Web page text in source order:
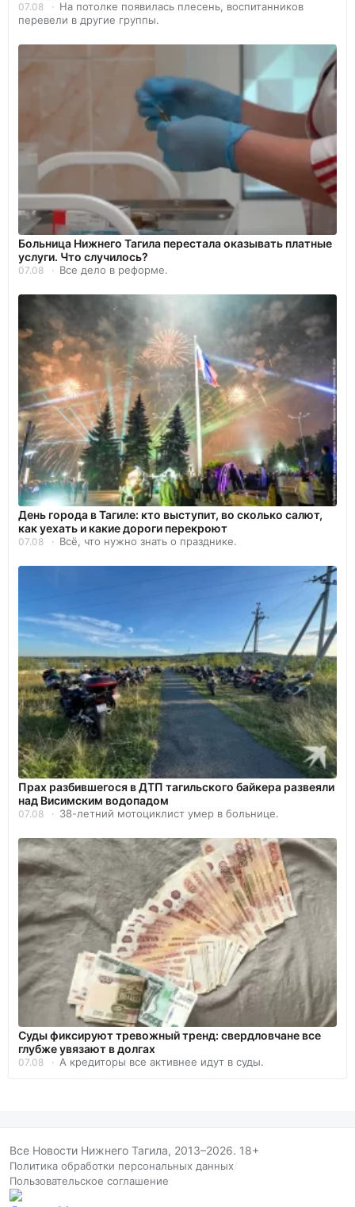
07.08
На потолке появилась плесень, воспитанников
перевели в другие группы.
Больница Нижнего Тагила перестала оказывать платные
услуги. Что случилось?
07.08 Все дело в реформе.
День города в Тагиле: кто выступит, во сколько салют,
как уехать и какие дороги перекроют
07.08 Всё, что нужно знать о празднике.
Прах разбившегося в ДТП тагильского байкера развеяли
над Висимским водопадом
07.08 38-летний мотоциклист умер в больнице.
Суды фиксируют тревожный тренд: свердловчане все
глубже увязают в долгах
07.08 А кредиторы все активнее идут в суды.
Все Новости Нижнего Тагила, 2013–2026. 18+
Политика обработки персональных данных/
Пользовательское соглашение